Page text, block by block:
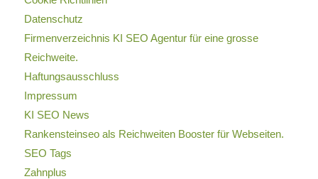
Datenschutz
Firmenverzeichnis KI SEO Agentur für eine grosse
Reichweite.
Haftungsausschluss
Impressum
KI SEO News
Rankensteinseo als Reichweiten Booster für Webseiten.
SEO Tags
Zahnplus